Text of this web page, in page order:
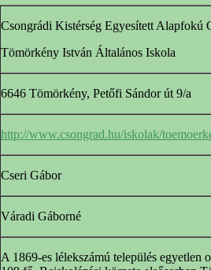
Csongrádi Kistérség Egyesített Alapfokú
Tömörkény István Általános Iskola
6646 Tömörkény, Petőfi Sándor út 9/a
http://www.csongrad.hu/iskolak/
Cseri Gábor
Váradi Gáborné
A 1869-es lélekszámú település egyetlen